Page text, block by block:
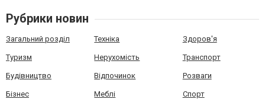
Рубрики новин
Загальний розділ Техніка Здоров'я
Туризм Нерухомість Транспорт
Будівництво Відпочинок Розваги
Бізнес Меблі Спорт